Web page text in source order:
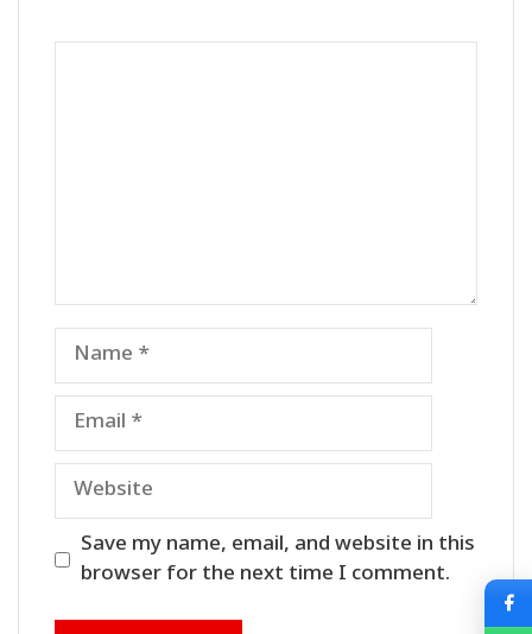
Name
Email
Website
Save my name, email, and website in this
browser for the next time I comment.